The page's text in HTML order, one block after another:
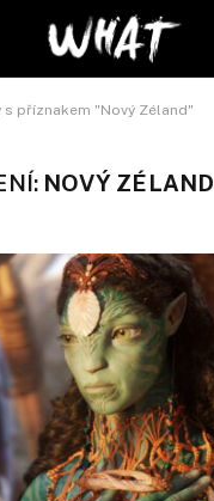
s příznakem "Nový Zéland"
NOVÝ ZÉLAND